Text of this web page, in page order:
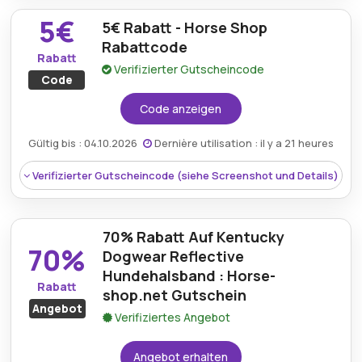
sparen kunden mindestens 15% auf alle artikel und
profitieren so von einem besseren preis-
leistungs-verhältnis bei der verfügbaren auswahl.
Mindestkaufbetrag:Keine mindestausgaben
Berechtigung:Für alle kunden
Art des Angebots:
Zeitlich begrenztes angebot
Kumulierbar:Nicht mit anderen angeboten
Bedingungen: Weitere informationen finden sie
in den geschäftsbedingungen auf der website
des händlers
5€
Rabatt
Code
5€ Rabatt - Horse Shop
Rabattcode
Verifizierter Gutscheincode
Code anzeigen
Gültig bis : 04.10.2026 Dernière utilisation : il y a 21 heures
Verifizierter Gutscheincode (siehe Screenshot und Details)
70%
Rabatt
Angebot
70% Rabatt Auf Kentucky
Dogwear Reflective
Hundehalsband : Horse-
shop.net Gutschein
Verifiziertes Angebot
Angebot erhalten